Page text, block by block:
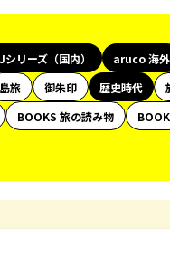
リーズ（国内） aruco 海外
島旅 御朱印 歴史時代
BOOKS 旅の読み物